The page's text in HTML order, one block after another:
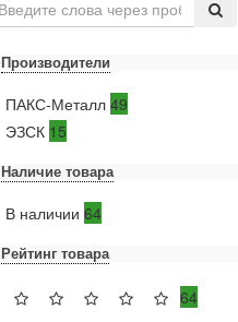
Производители
ПАКС-Металл 49
ЭЗСК 15
Наличие товара
В наличии 64
Рейтинг товара
64